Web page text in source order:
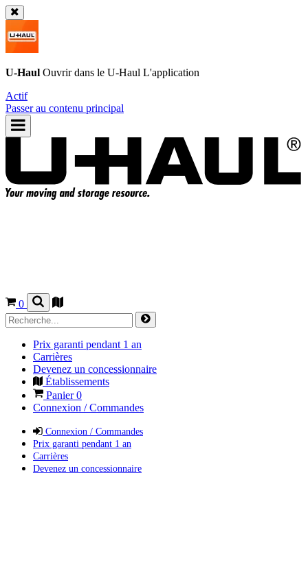
U-Haul Ouvrir dans le U-Haul L'application
Actif
Passer au contenu principal
0
Prix garanti pendant 1 an
Carrières
Devenez un concessionnaire
Établissements
Panier0
Connexion / Commandes
Connexion / Commandes
Prix garanti pendant 1 an
Carrières
Devenez un concessionnaire